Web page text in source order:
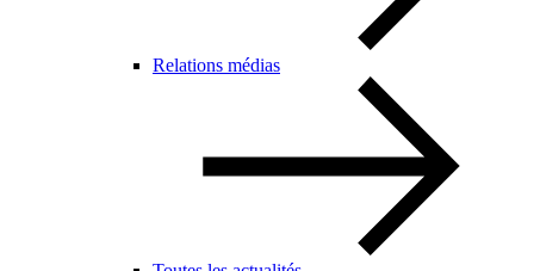
Relations médias